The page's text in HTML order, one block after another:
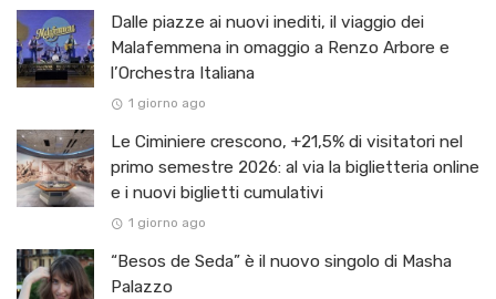
Dalle piazze ai nuovi inediti, il viaggio dei
Malafemmena in omaggio a Renzo Arbore e
l’Orchestra Italiana ​
1 giorno ago
Le Ciminiere crescono, +21,5% di visitatori nel
primo semestre 2026: al via la biglietteria online
e i nuovi biglietti cumulativi
1 giorno ago
“Besos de Seda” è il nuovo singolo di Masha
Palazzo